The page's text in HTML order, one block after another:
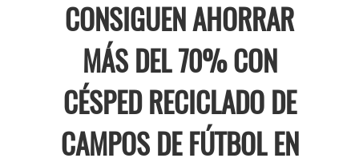
CONSIGUEN AHORRAR
MÁS DEL 70% CON
CÉSPED RECICLADO DE
CAMPOS DE FÚTBOL EN